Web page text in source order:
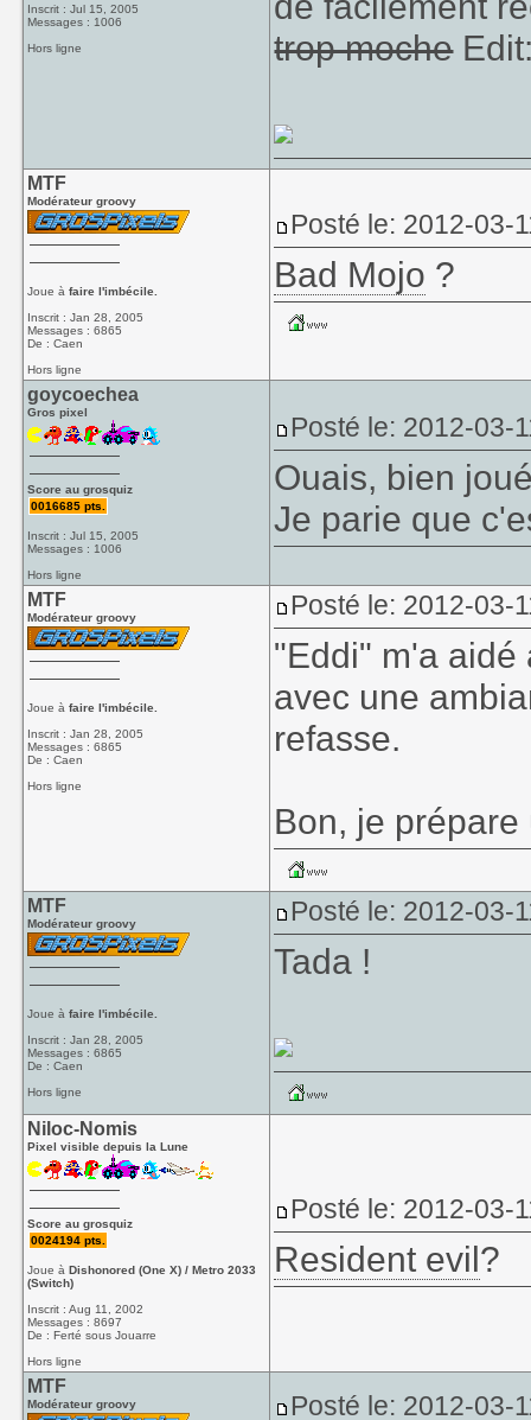
Inscrit : Jul 15, 2005
Messages : 1006
Hors ligne
trop moche
MTF
Modérateur groovy
Joue àfaire l'imbécile.
Inscrit : Jan 28, 2005
Messages : 6865
De : Caen
Hors ligne
Posté le: 2012-03-
Bad Mojo ?
goycoechea
Gros pixel
Score au grosquiz
0016685 pts.
Inscrit : Jul 15, 2005
Messages : 1006
Hors ligne
Posté le: 2012-03-
Ouais, bien
Je parie que
MTF
Modérateur groovy
Joue àfaire l'imbécile.
Inscrit : Jan 28, 2005
Messages : 6865
De : Caen
Hors ligne
Posté le: 2012-03-
"Eddi" m'a
avec une
refasse.
Bon, je
MTF
Modérateur groovy
Joue àfaire l'imbécile.
Inscrit : Jan 28, 2005
Messages : 6865
De : Caen
Hors ligne
Posté le: 2012-03-
Tada !
Niloc-Nomis
Pixel visible depuis la Lune
Score au grosquiz
0024194 pts.
Joue àDishonored (One X) / Metro 2033
(Switch)
Inscrit : Aug 11, 2002
Messages : 8697
De : Ferté sous Jouarre
Hors ligne
Posté le: 2012-03-
Resident evil?
MTF
Modérateur groovy Posté le: 2012-03-